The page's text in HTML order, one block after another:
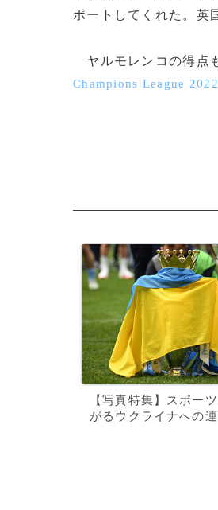
ポートしてくれた。英
ヤルモレンコの得点
Champions League
【写真特集】スポー
がるウクライナへの